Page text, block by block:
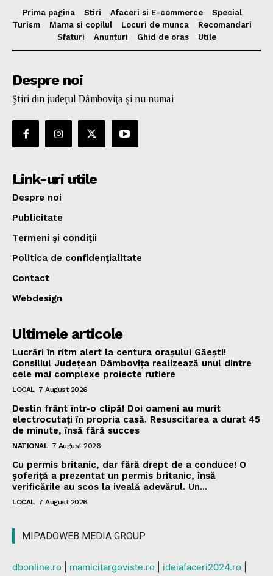
Prima pagina Stiri Afaceri si E-commerce
Special
Turism
Mama si copilul Locuri de munca
Recomandari
Sfaturi
Anunturi Ghid de oras Utile
Despre noi
Ştiri din judeţul Dâmboviţa şi nu numai
Link-uri utile
Despre noi
Publicitate
Termeni şi condiţii
Politica de confidenţialitate
Contact
Webdesign
Ultimele articole
Lucrări în ritm alert la centura orașului Găești!
Consiliul Județean Dâmbovița realizează unul dintre
cele mai complexe proiecte rutiere
LOCAL 7 August 2026
Destin frânt într-o clipă! Doi oameni au murit
electrocutați în propria casă. Resuscitarea a durat 45
de minute, însă fără succes
NATIONAL 7 August 2026
Cu permis britanic, dar fără drept de a conduce! O
șoferiță a prezentat un permis britanic, însă
verificările au scos la iveală adevărul. Un...
LOCAL 7 August 2026
MIPADOWEB MEDIA GROUP
dbonline.ro mamicitargoviste.ro ideiafaceri2024.ro